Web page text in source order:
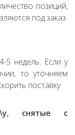
позиций,
под заказ.
5 недель. Если у
то уточняем
поставку.
снятые с